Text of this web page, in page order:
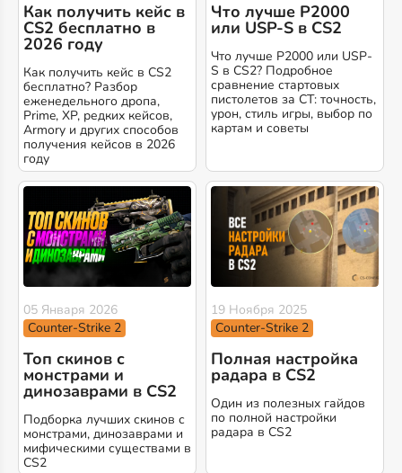
Как получить кейс в
CS2 бесплатно в
2026 году
Как получить кейс в CS2
бесплатно? Разбор
еженедельного дропа,
Prime, XP, редких кейсов,
Armory и других способов
получения кейсов в 2026
году
Что лучше P2000
или USP-S в CS2
Что лучше P2000 или USP-
S в CS2? Подробное
сравнение стартовых
пистолетов за CT: точность,
урон, стиль игры, выбор по
картам и советы
05 Января 2026
Counter-Strike 2
Топ скинов с
монстрами и
динозаврами в CS2
Подборка лучших скинов с
монстрами, динозаврами и
мифическими существами в
CS2
19 Ноября 2025
Counter-Strike 2
Полная настройка
радара в CS2
Один из полезных гайдов
по полной настройки
радара в CS2